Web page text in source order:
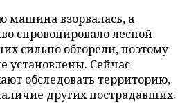
машина взорвалась, а
спровоцировало лесной
сильно обгорели, поэтому
установлены. Сейчас
обследовать территорию,
других пострадавших.